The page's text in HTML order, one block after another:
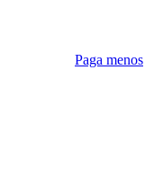
Paga menos